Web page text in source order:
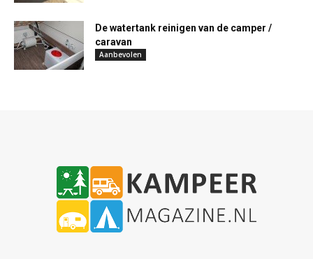
De watertank reinigen van de camper /
caravan
Aanbevolen